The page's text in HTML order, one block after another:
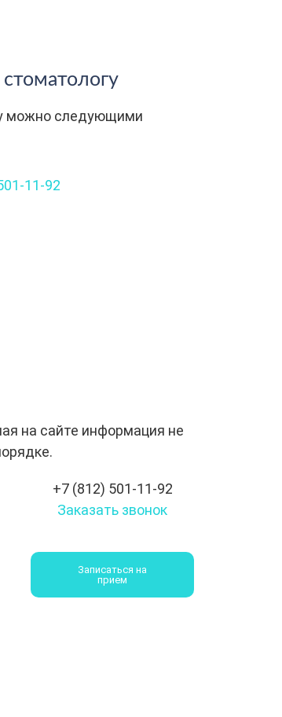
можно следующими
11-92
на сайте информация не
+7 (812) 501-11-92
Заказать звонок
Записаться на
прием